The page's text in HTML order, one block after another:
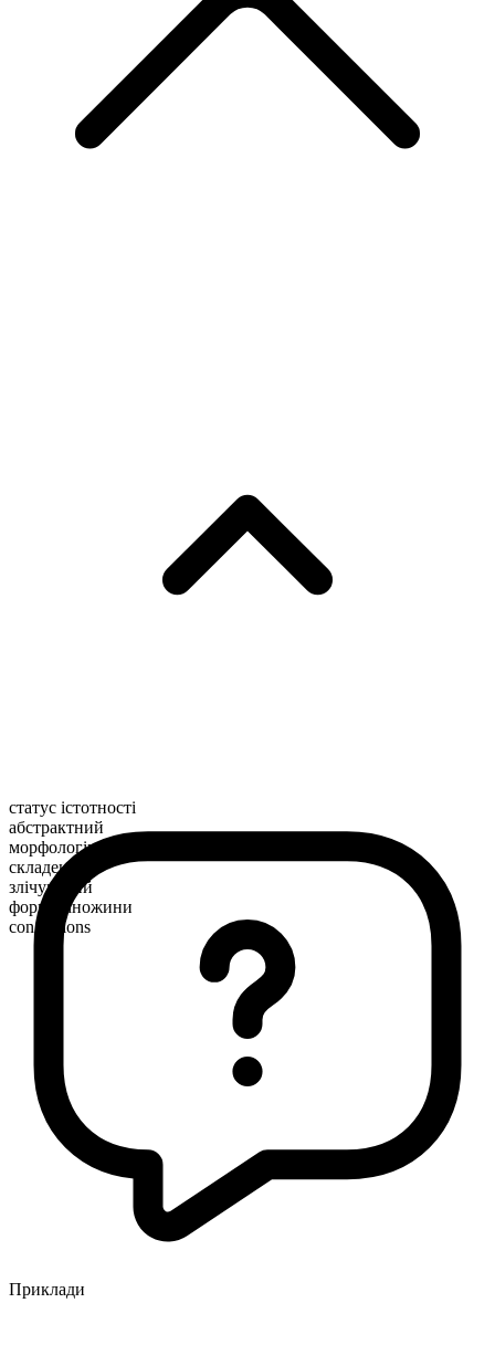
статус істотності
абстрактний
морфологічна будова
складене
злічуваний
форма множини
congestions
Приклади